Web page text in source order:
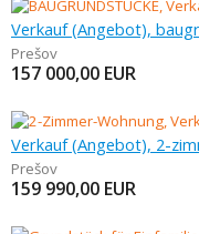
Verkauf (Angebot),
Prešov
157 000,00 EUR
Verkauf (Angebot), 2-
Prešov
159 990,00 EUR